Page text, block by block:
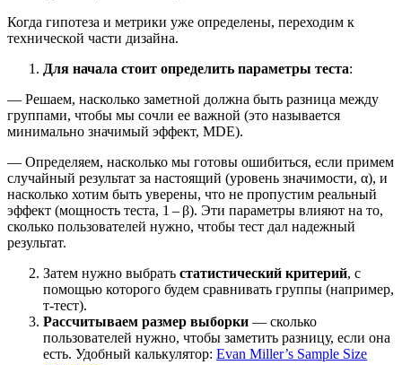
Когда гипотеза и метрики уже определены, переходим к
технической части дизайна.
Для начала стоит определить параметры теста:
— Решаем, насколько заметной должна быть разница между
группами, чтобы мы сочли ее важной (это называется
минимально значимый эффект, MDE).
— Определяем, насколько мы готовы ошибиться, если примем
случайный результат за настоящий (уровень значимости, α), и
насколько хотим быть уверены, что не пропустим реальный
эффект (мощность теста, 1 – β). Эти параметры влияют на то,
сколько пользователей нужно, чтобы тест дал надежный
результат.
Затем нужно выбрать статистический критерий, с
помощью которого будем сравнивать группы (например,
т-тест).
Рассчитываем размер выборки — сколько
пользователей нужно, чтобы заметить разницу, если она
есть. Удобный калькулятор: Evan Miller’s Sample Size